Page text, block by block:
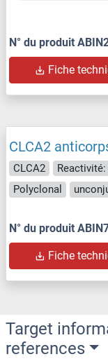
N° du produit
Fiche
CLCA2
CLCA2
Polyclonal
N° du produit
Fiche
Target
references